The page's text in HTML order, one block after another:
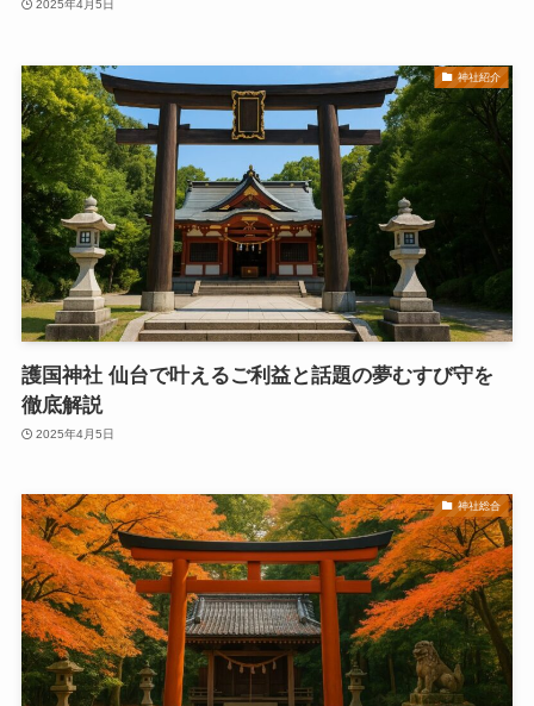
2025年4月5日
神社紹介
護国神社 仙台で叶えるご利益と話題の夢むすび守を
徹底解説
2025年4月5日
神社総合